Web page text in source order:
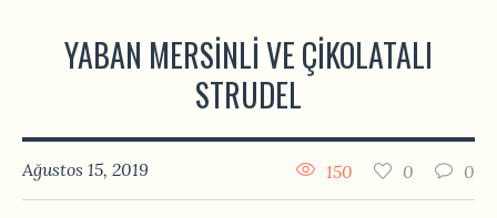
YABAN MERSINLI VE ÇIKOLATALI
STRUDEL
Ağustos 15, 2019 0
0
150